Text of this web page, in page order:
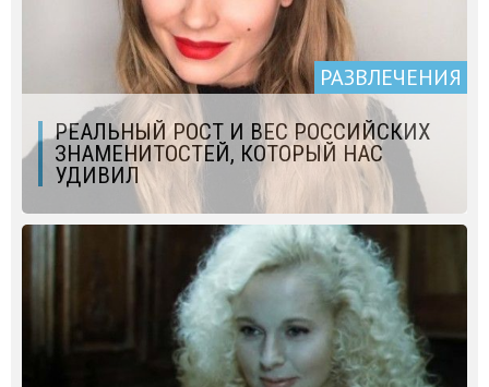
РАЗВЛЕЧЕНИЯ
РЕАЛЬНЫЙ РОСТ И ВЕС РОССИЙСКИХ
ЗНАМЕНИТОСТЕЙ, КОТОРЫЙ НАС
УДИВИЛ